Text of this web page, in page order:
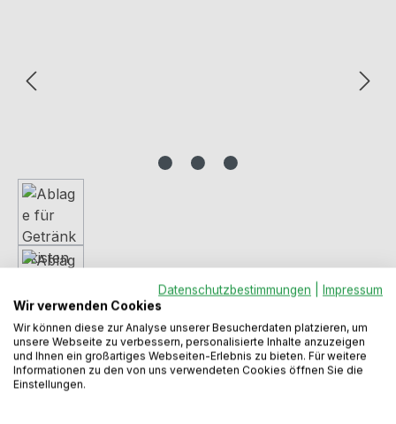
Datenschutzbestimmungen
Impressum
Wir verwenden Cookies
Wir können diese zur Analyse unserer Besucherdaten platzieren, um
unsere Webseite zu verbessern, personalisierte Inhalte anzuzeigen
und Ihnen ein großartiges Webseiten-Erlebnis zu bieten. Für weitere
Informationen zu den von uns verwendeten Cookies öffnen Sie die
Einstellungen.